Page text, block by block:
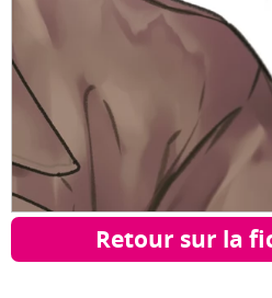
Retour sur la